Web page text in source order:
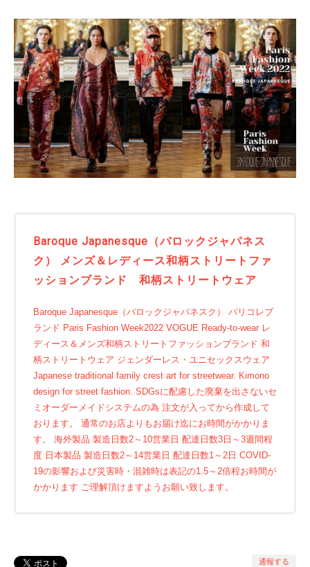
Baroque Japanesque（バロックジャパネス
ク） メンズ＆レディース和柄ストリートファ
ッションブランド 和柄ストリートウェア
Baroque Japanesque（バロックジャパネスク） パリコレブ
ランド Paris Fashion Week2022 VOGUE Ready-to-wear レ
ディース＆メンズ和柄ストリートファッションブランド 和
柄ストリートウェア ジェンダーレス・ユニセックスウェア
Japanese traditional family crest art for streetwear. Kimono
design for street fashion. SDGsに配慮した廃棄を出さないセ
ミオーダーメイドシステムの為 注文が入ってから作成して
おります。 通常のお店よりもお届け迄にお時間がかかりま
す。 海外製品 製造日数2～10営業日 配達日数3日～3週間程
度 日本製品 製造日数2～14営業日 配達日数1～2日 COVID-
19の影響および災害時・混雑時は表記の1.5～2倍程お時間が
かかります ご理解頂けますようお願い致します。
通報する